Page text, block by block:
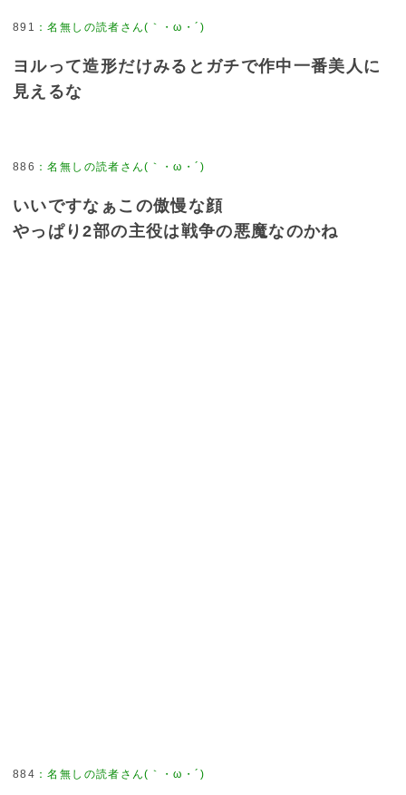
891 ：名無しの読者さん(｀・ω・´)
ヨルって造形だけみるとガチで作中一番美人に
見えるな
886 ：名無しの読者さん(｀・ω・´)
いいですなぁこの傲慢な顔
やっぱり2部の主役は戦争の悪魔なのかね
884 ：名無しの読者さん(｀・ω・´)